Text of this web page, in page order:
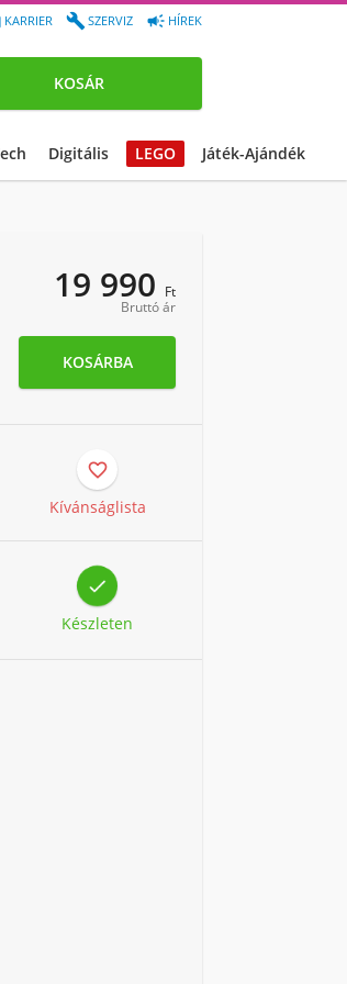
KOSÁR
 HÍREK
 SZERVIZ
KARRIER
Digitális LEGO Játék-Ajándék
19 990 Ft
Bruttó ár
KOSÁRBA

Kívánságlista

Készleten